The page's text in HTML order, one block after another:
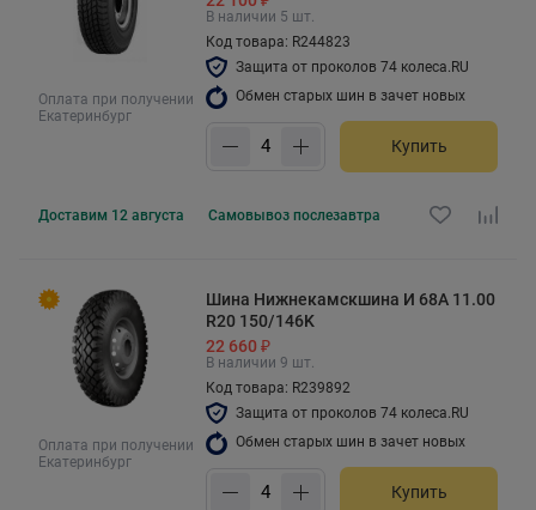
Оплата при получении
Екатеринбург
В наличии 5 шт.
Код товара: R244823
Защита от проколов 74 колеса.RU
Обмен старых шин в зачет новых
Купить
Доставим 12 августа Самовывоз послезавтра
Оплата при получении
Екатеринбург
Шина Нижнекамскшина И 68А 11.00
R20 150/146K
22 660 ₽
В наличии 9 шт.
Код товара: R239892
Защита от проколов 74 колеса.RU
Обмен старых шин в зачет новых
Купить